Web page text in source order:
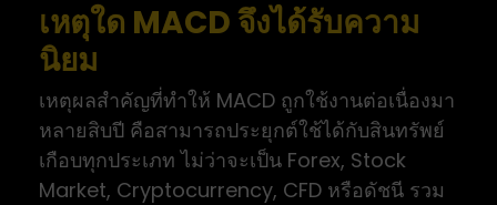
เหตุใด MACD จึงได้รับความ
นิยม
เหตุผลสำคัญที่ทำให้ MACD ถูกใช้งานต่อเนื่องมา
หลายสิบปี คือสามารถประยุกต์ใช้ได้กับสินทรัพย์
เกือบทุกประเภท ไม่ว่าจะเป็น Forex, Stock
Market, Cryptocurrency, CFD หรือดัชนี รวม